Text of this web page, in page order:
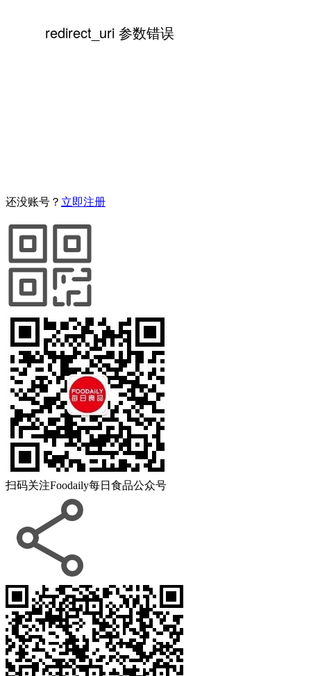
还没账号？ 立即注册
扫码关注Foodaily每日食品公众号